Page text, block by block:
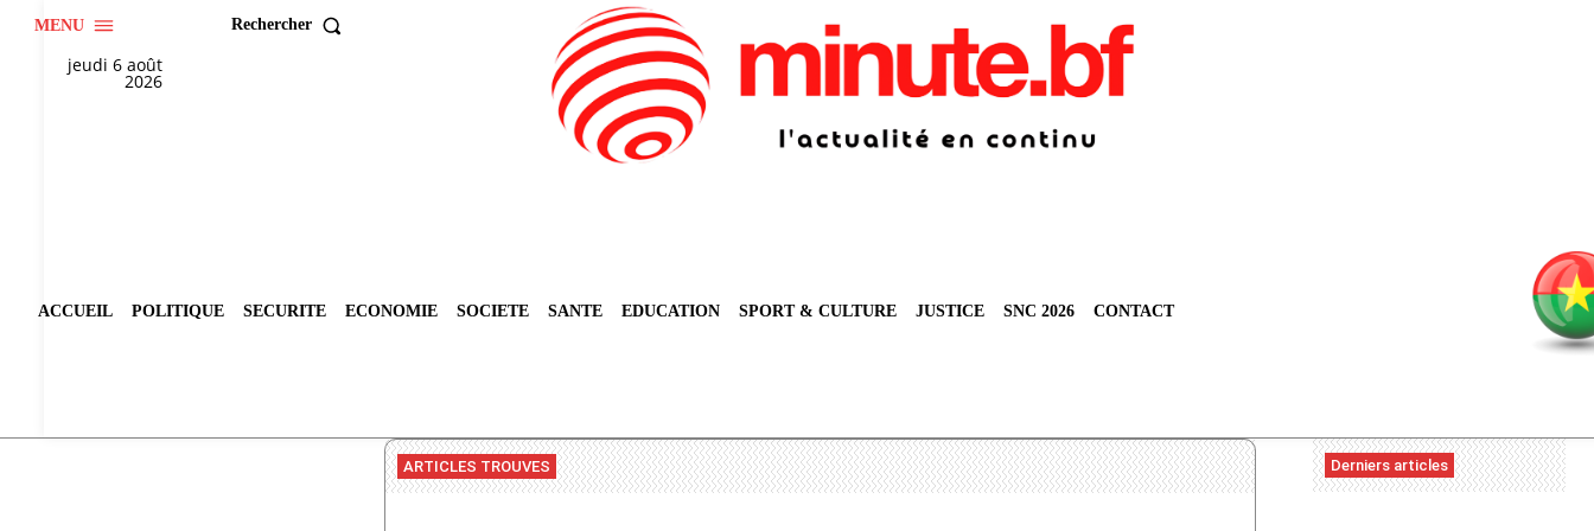
MENU Rechercher
jeudi 6 août
2026
ACCUEIL POLITIQUE SECURITE ECONOMIE SOCIETE SANTE EDUCATION SPORT & CULTURE JUSTICE SNC 2026 CONTACT
ARTICLES TROUVES Derniers articles